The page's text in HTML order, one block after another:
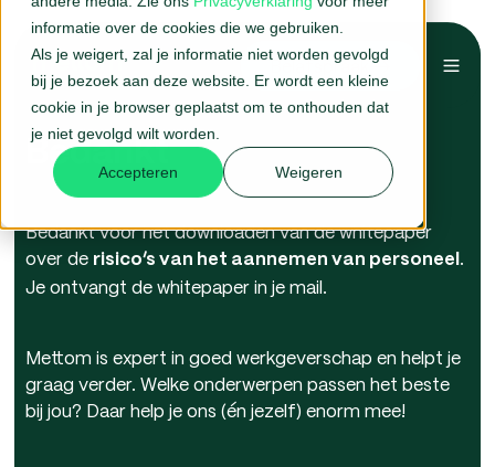
informatie over de cookies die we gebruiken.
Als je weigert, zal je informatie niet worden gevolgd
bij je bezoek aan deze website. Er wordt een kleine
cookie in je browser geplaatst om te onthouden dat
je niet gevolgd wilt worden.
Accepteren Weigeren
Belafspraak →
Bedankt
Bedankt voor het downloaden van de whitepaper
over de risico’s van het aannemen van personeel .
Je ontvangt de whitepaper in je mail.
Mettom is expert in goed werkgeverschap en helpt je
graag verder. Welke onderwerpen passen het beste
bij jou? Daar help je ons (én jezelf) enorm mee!